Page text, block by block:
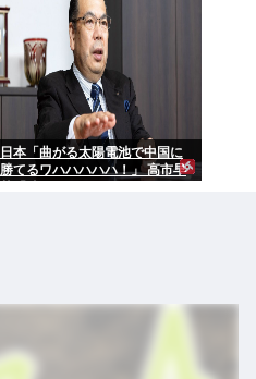
日本「曲がる太陽電池で中国に
勝てるワハハハハハ！」 高市早